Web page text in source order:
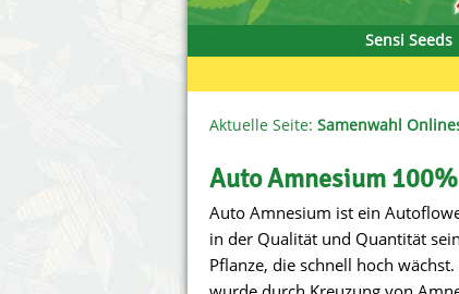
NIRVANA
SERIOUS SEEDS
SPLIFF SEEDS
Ace Seeds
Anaconda Seeds
Dr.
Sensi Seeds
Aktuelle Seite: Samenwahl
Auto Amnesium
Auto Amnesium ist ein
in der Qualität und Quantität
Pflanze, die schnell hoch